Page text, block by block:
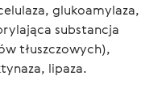
glukoamylaza,
substancja
tłuszczowych),
lipaza.